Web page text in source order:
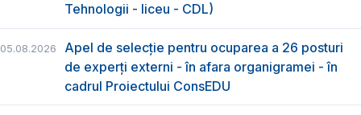
Tehnologii - liceu - CDL)
05.08.2026
Apel de selecție pentru ocuparea a 26 posturi
de experți externi - în afara organigramei - în
cadrul Proiectului ConsEDU